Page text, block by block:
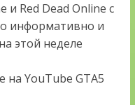
и Red Dead Online с
информативно и
этой неделе
YouTube GTA5